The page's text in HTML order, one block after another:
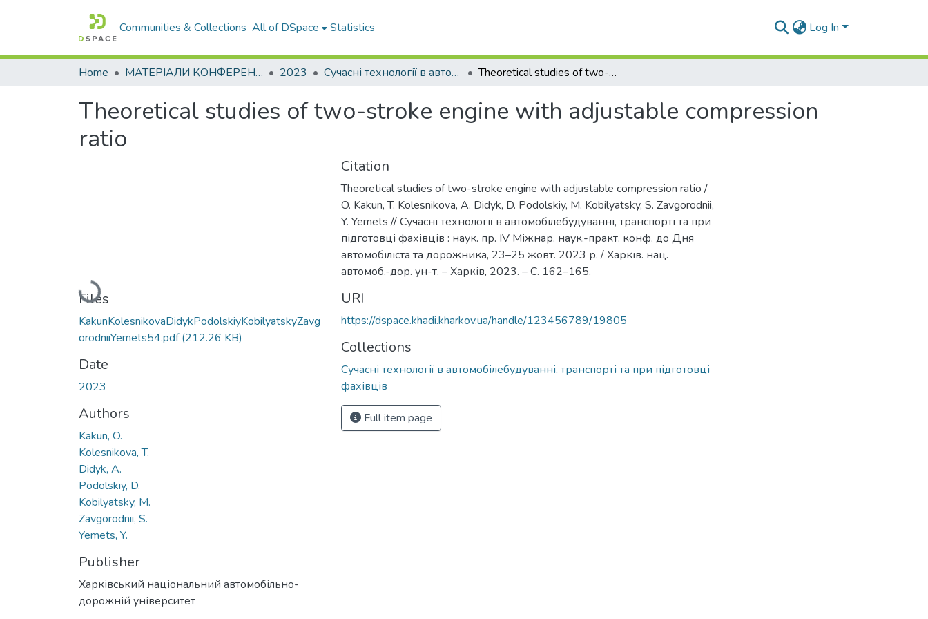
Communities & Collections All of DSpace Statistics Log In
Home МАТЕРІАЛИ КОНФЕРЕНЦІЙ 2023 Сучасні технології в автомобілебудуванні, транспорті та при підготовці фахівців Theoretical studies of two-stroke engine with adjustable compression ratio
Theoretical studies of two-stroke engine with adjustable compression
ratio
Loading...
Files
KakunKolesnikovaDidykPodolskiyKobilyatskyZavg
orodniiYemets54.pdf(212.26 KB)
Date
2023
Authors
Kakun, O.
Kolesnikova, T.
Didyk, A.
Podolskiy, D.
Kobilyatsky, M.
Zavgorodnii, S.
Yemets, Y.
Publisher
Харківський національний автомобільно-
дорожній університет
Citation
Theoretical studies of two-stroke engine with adjustable compression ratio /
O. Kakun, T. Kolesnikova, А. Didyk, D. Podolskiy, M. Kobilyatsky, S. Zavgorodnii,
Y. Yemets // Сучасні технології в автомобілебудуванні, транспорті та при
підготовці фахівців : наук. пр. IV Міжнар. наук.-практ. конф. до Дня
автомобіліста та дорожника, 23–25 жовт. 2023 р. / Харків. нац.
автомоб.-дор. ун-т. – Харків, 2023. – С. 162–165.
URI
https://dspace.khadi.kharkov.ua/handle/123456789/19805
Collections
Сучасні технології в автомобілебудуванні, транспорті та при підготовці
фахівців
Full item page